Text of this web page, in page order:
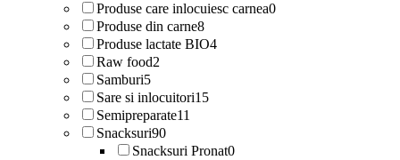
Produse care inlocuiesc carnea0
Produse din carne8
Produse lactate BIO4
Raw food2
Samburi5
Sare si inlocuitori15
Semipreparate11
Snacksuri90
Snacksuri Pronat0